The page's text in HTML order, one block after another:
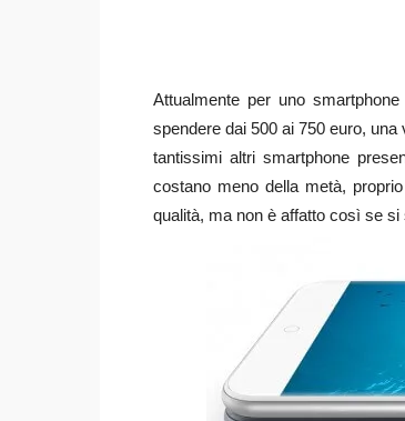
Attualmente per uno
spendere dai 500 ai 750 euro,
tantissimi altri smartphone
costano meno della metà,
qualità, ma non è affatto così se si